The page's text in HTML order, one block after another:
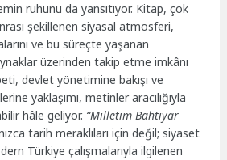
ruhunu da yansıtıyor. Kitap, çok
şekillenen siyasal atmosferi,
ve bu süreçte yaşanan
üzerinden takip etme imkânı
devlet yönetimine bakışı ve
yaklaşımı, metinler aracılığıyla
hâle geliyor. “Milletim Bahtiyar
tarih meraklıları için değil; siyaset
Türkiye çalışmalarıyla ilgilenen